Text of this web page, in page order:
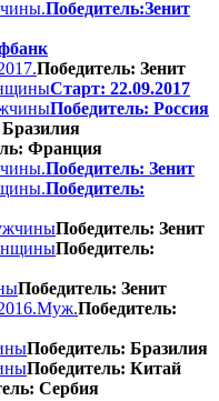
Победитель:Зенит
Победитель: Зенит
Старт: 22.09.2017
Победитель: Россия
Франция
Победитель: Зенит
Победитель:
Победитель: Зенит
Победитель:
Победитель: Зенит
Победитель:
Победитель: Бразилия
Победитель: Китай
Сербия